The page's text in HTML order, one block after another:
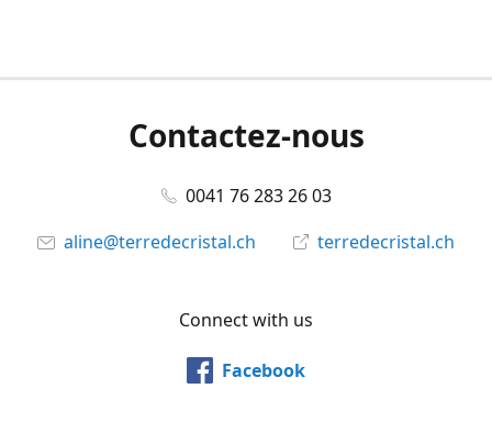
Contactez-nous
0041 76 283 26 03
aline@terredecristal.ch
terredecristal.ch
Connect with us
Facebook